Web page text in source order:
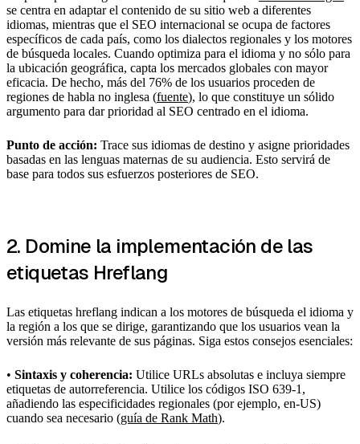
se centra en adaptar el contenido de su sitio web a diferentes
idiomas, mientras que el SEO internacional se ocupa de factores
específicos de cada país, como los dialectos regionales y los motores
de búsqueda locales. Cuando optimiza para el idioma y no sólo para
la ubicación geográfica, capta los mercados globales con mayor
eficacia. De hecho, más del 76% de los usuarios proceden de
regiones de habla no inglesa (fuente), lo que constituye un sólido
argumento para dar prioridad al SEO centrado en el idioma.
Punto de acción: Trace sus idiomas de destino y asigne prioridades
basadas en las lenguas maternas de su audiencia. Esto servirá de
base para todos sus esfuerzos posteriores de SEO.
2. Domine la implementación de las
etiquetas Hreflang
Las etiquetas hreflang indican a los motores de búsqueda el idioma y
la región a los que se dirige, garantizando que los usuarios vean la
versión más relevante de sus páginas. Siga estos consejos esenciales:
• Sintaxis y coherencia: Utilice URLs absolutas e incluya siempre
etiquetas de autorreferencia. Utilice los códigos ISO 639-1,
añadiendo las especificidades regionales (por ejemplo, en-US)
cuando sea necesario (guía de Rank Math).